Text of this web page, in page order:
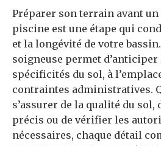
Préparer son terrain avant un
piscine est une étape qui
et la longévité de votre
soigneuse permet
spécificités du sol, à
contraintes administratives.
s’assurer de la qualité du sol,
précis ou de vérifier les
nécessaires, chaque détail